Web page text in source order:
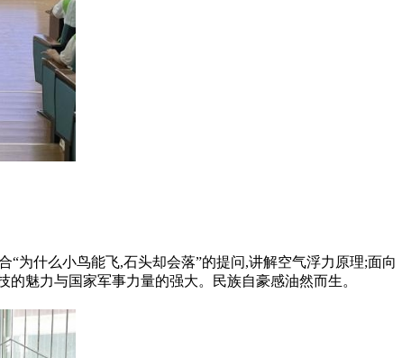
为什么小鸟能飞,石头却会落”的提问,讲解空气浮力原理;面向
魅力与国家军事力量的强大。民族自豪感油然而生。